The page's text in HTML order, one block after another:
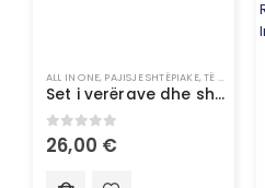
ALL IN ONE, PAJISJE SHTËPIAKE,TË GJITHA
Set i verërave dhe shah – InnovaGoods
0out of 5
26,00 €